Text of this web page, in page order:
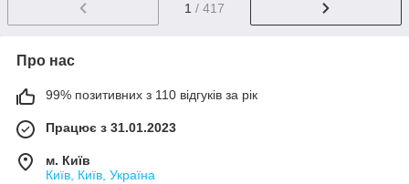
1 / 417
Про нас
99% позитивних з 110 відгуків за рік
Працює з 31.01.2023
м. Київ
Київ, Київ, Україна